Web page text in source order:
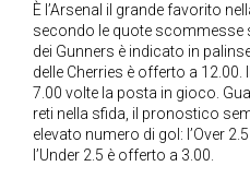
È l’Arsenal il grande favorito
secondo le quote scommesse
dei Gunners è indicato in
delle Cherries è offerto a 12.00.
7.00 volte la posta in gioco.
reti nella sfida, il pronostico
elevato numero di gol: l’Over
l’Under 2.5 è offerto a 3.00.